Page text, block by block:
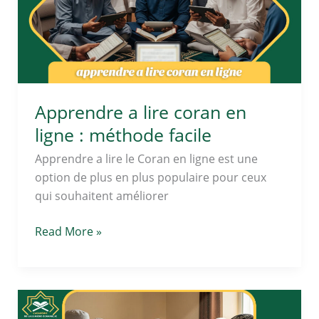
Apprendre a lire coran en
ligne : méthode facile
Apprendre a lire le Coran en ligne est une
option de plus en plus populaire pour ceux
qui souhaitent améliorer
en
ligne
méthode
facile
Read More »
Apprendre